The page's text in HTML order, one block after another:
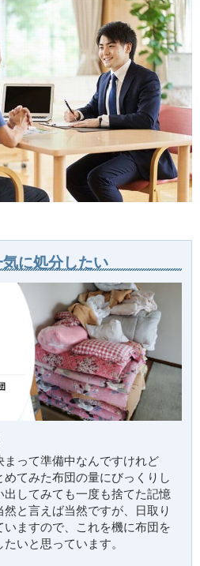
に処分したい
まって準備中なんですけれど
めてみた布団の量にびっくりし
出してみても一度も捨てた記憶
然と言えば当然ですが、日取り
いますので、これを機に布団を
いと思っています。